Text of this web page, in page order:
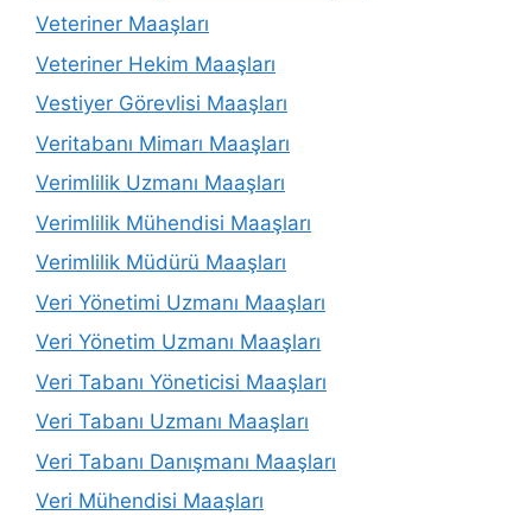
Veteriner Maaşları
Veteriner Hekim Maaşları
Vestiyer Görevlisi Maaşları
Veritabanı Mimarı Maaşları
Verimlilik Uzmanı Maaşları
Verimlilik Mühendisi Maaşları
Verimlilik Müdürü Maaşları
Veri Yönetimi Uzmanı Maaşları
Veri Yönetim Uzmanı Maaşları
Veri Tabanı Yöneticisi Maaşları
Veri Tabanı Uzmanı Maaşları
Veri Tabanı Danışmanı Maaşları
Veri Mühendisi Maaşları